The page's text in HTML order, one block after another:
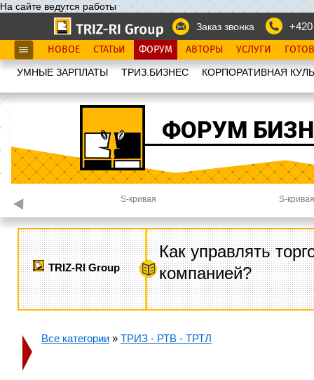
На сайте ведутся работы
Заказ звонка
НОВОЕ СТАТЬИ ФОРУМ АВТОРЫ УСЛУГИ
УМНЫЕ ЗАРПЛАТЫ ТРИЗ.БИЗНЕС КОРПОРАТИВНАЯ
ФОРУМ
S-кривая S-
TRIZ-RI Group
Как управлять
компанией?
Все категории » ТРИЗ - РТВ - ТРТЛ